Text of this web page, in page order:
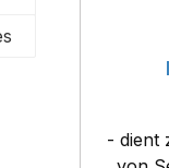
- dient